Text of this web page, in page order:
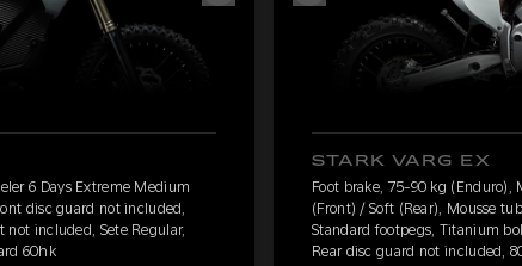
6 Days Extreme Medium
disc guard not included,
included, Sete Regular,
60hk
STARK VARG EX
Foot brake, 75-90 kg (Enduro),
(Front) / Soft (Rear), Mousse
Standard footpegs, Titanium
Rear disc guard not included,